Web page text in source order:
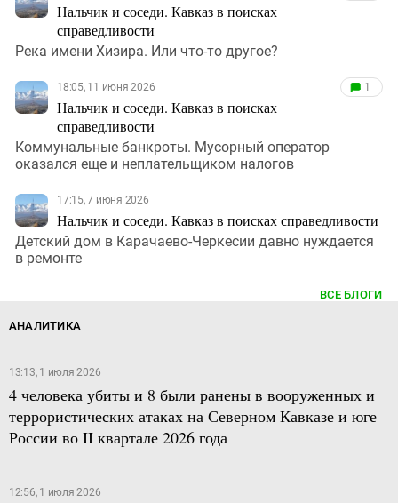
Нальчик и соседи. Кавказ в поисках
справедливости
Река имени Хизира. Или что-то другое?
18:05, 11 июня 2026
Нальчик и соседи. Кавказ в поисках
справедливости
1
Коммунальные банкроты. Мусорный оператор
оказался еще и неплательщиком налогов
17:15, 7 июня 2026
Нальчик и соседи. Кавказ в поисках справедливости
Детский дом в Карачаево-Черкесии давно нуждается
в ремонте
ВСЕ БЛОГИ
АНАЛИТИКА
13:13, 1 июля 2026
4 человека убиты и 8 были ранены в вооруженных и
террористических атаках на Северном Кавказе и юге
России во II квартале 2026 года
12:56, 1 июля 2026